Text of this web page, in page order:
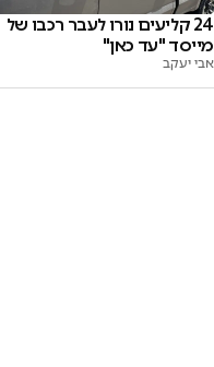
24 קליעים נורו לעבר רכבו של
מייסד "עד כאן"
אבי יעקב